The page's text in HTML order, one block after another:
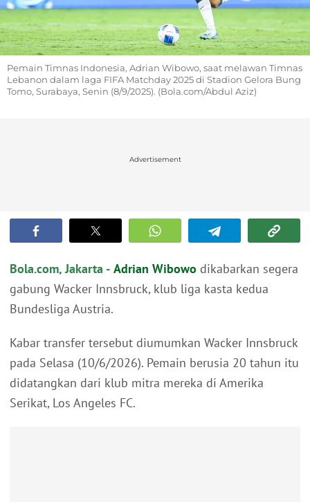
Pemain Timnas Indonesia, Adrian Wibowo, saat melawan Timnas
Lebanon dalam laga FIFA Matchday 2025 di Stadion Gelora Bung
Tomo, Surabaya, Senin (8/9/2025). (Bola.com/Abdul Aziz)
Advertisement
Bola.com, Jakarta - Adrian Wibowo dikabarkan segera
gabung Wacker Innsbruck, klub liga kasta kedua
Bundesliga Austria.
Kabar transfer tersebut diumumkan Wacker Innsbruck
pada Selasa (10/6/2026). Pemain berusia 20 tahun itu
didatangkan dari klub mitra mereka di Amerika
Serikat, Los Angeles FC.